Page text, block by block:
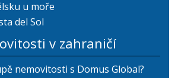
u moře
del Sol
v zahraničí
nemovitosti s Domus Global?